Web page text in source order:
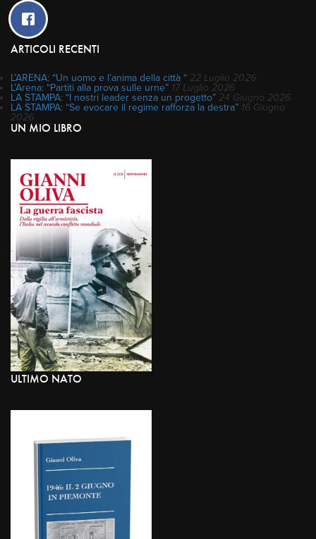
ARTICOLI RECENTI
L’ARENA: “Un uomo e l’anima della città “ 22 Luglio 2026
L’Arena: “Partiti alla prova sulle urne” 17 Luglio 2026
LA STAMPA: “I nostri leader senza un progetto” 24 Giugno 2026
LA STAMPA: “Se evocare il regime rafforza la destra” 16 Giugno
2026
UN MIO LIBRO
ULTIMO NATO